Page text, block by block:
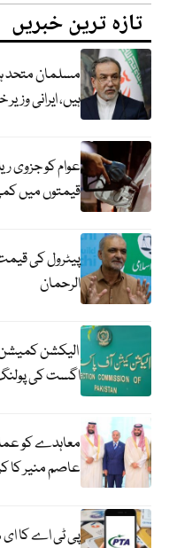
تازہ ترین خبریں
مسلمان متحد
ہیں، ایرانی
عوام کو جزوی
قیمتوں میں
الرحمان
اگست کی
معاہدے کو
عاصم منیر کا
پی ٹی اے کا ای